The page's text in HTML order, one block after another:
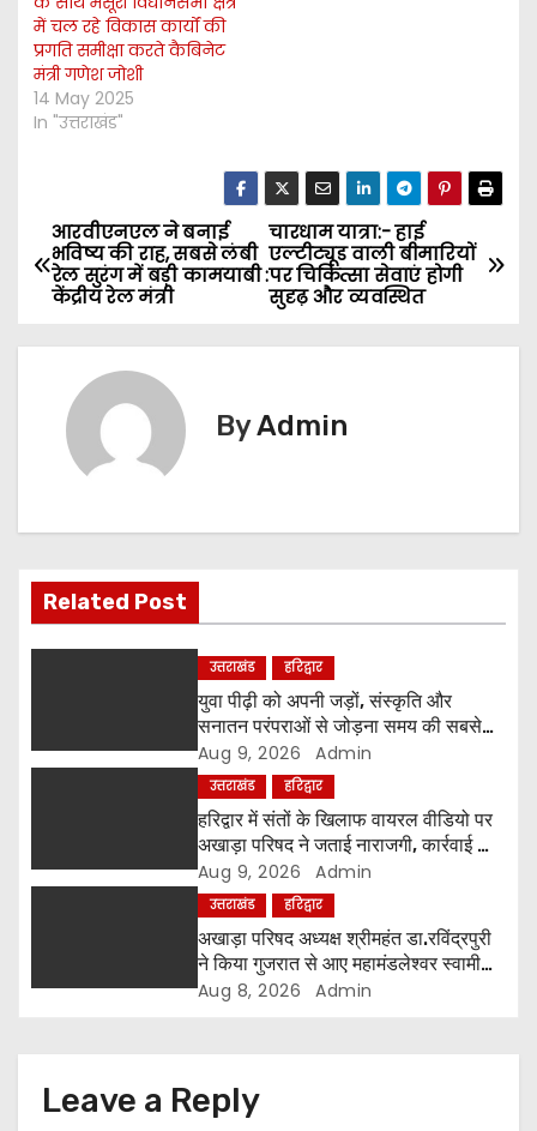
में चल रहे विकास कार्यों की
प्रगति समीक्षा करते कैबिनेट
मंत्री गणेश जोशी
14 May 2025
In "उत्तराखंड"
P
o
s
v
g
t
n
चारधाम यात्रा:- हाई
एल्टीट्यूड वाली बीमारियों
पर चिकित्सा सेवाएं होगी
सुदृढ़ और व्यवस्थित
आरवीएनएल ने बनाई
भविष्य की राह, सबसे लंबी
रेल सुरंग में बड़ी कामयाबी :
केंद्रीय रेल मंत्री
ByAdmin
Related Post
उत्तराखंड हरिद्वार
युवा पीढ़ी को अपनी जड़ों, संस्कृति और
सनातन परंपराओं से जोड़ना समय की सबसे
बड़ी आवश्यकता-श्रीमहंत रविंद्रपुरी
Aug 9, 2026 Admin
उत्तराखंड हरिद्वार
हरिद्वार में संतों के खिलाफ वायरल वीडियो पर
अखाड़ा परिषद ने जताई नाराजगी, कार्रवाई की
चेतावनी दी
Aug 9, 2026 Admin
उत्तराखंड हरिद्वार
अखाड़ा परिषद अध्यक्ष श्रीमहंत डा.रविंद्रपुरी
ने किया गुजरात से आए महामंडलेश्वर स्वामी
कुर्षी पुरी और भक्तों का स्वागत
Aug 8, 2026 Admin
Leave a Reply